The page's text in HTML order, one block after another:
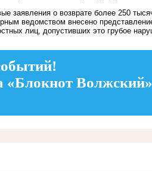
заявления о возврате более 250
ведомством внесено
лиц, допустивших это грубое
«Блокнот Волжский»